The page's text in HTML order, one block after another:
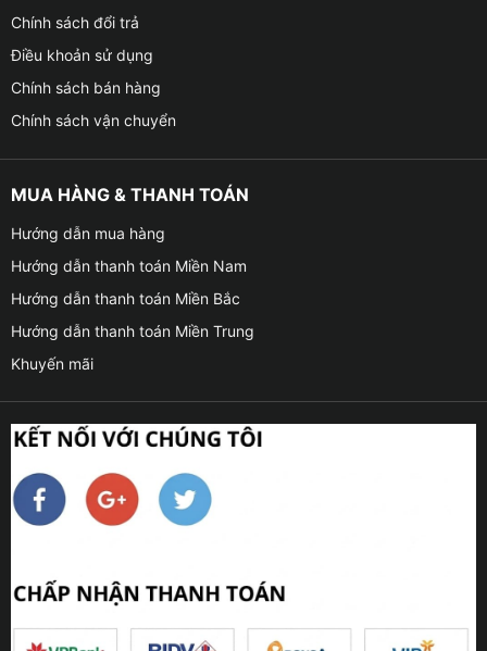
Chính sách đổi trả
Điều khoản sử dụng
Chính sách bán hàng
Chính sách vận chuyển
MUA HÀNG & THANH TOÁN
Hướng dẫn mua hàng
Hướng dẫn thanh toán Miền Nam
Hướng dẫn thanh toán Miền Bắc
Hướng dẫn thanh toán Miền Trung
Khuyến mãi